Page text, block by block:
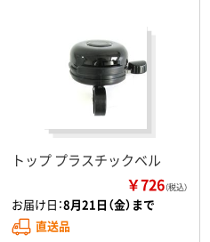
トップ プラスチックベル
￥726（税込）
お届け日：8月21日（金）まで
直送品